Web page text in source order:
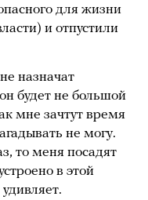
для жизни
и отпустили
назначат
будет не большой
мне зачтут время
не могу.
то меня посадят
в этой